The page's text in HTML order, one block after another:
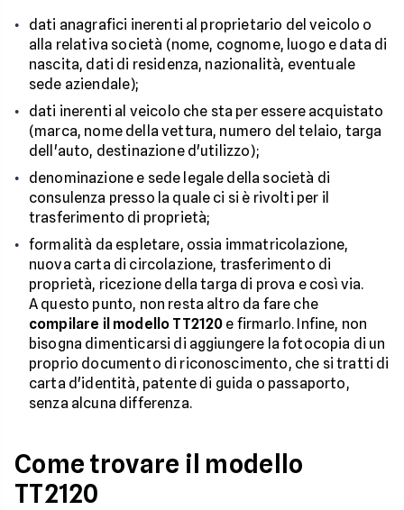
dati anagrafici inerenti al proprietario del veicolo o
alla relativa società (nome, cognome, luogo e data di
nascita, dati di residenza, nazionalità, eventuale
sede aziendale);
dati inerenti al veicolo che sta per essere acquistato
(marca, nome della vettura, numero del telaio, targa
dell'auto, destinazione d'utilizzo);
denominazione e sede legale della società di
consulenza presso la quale ci si è rivolti per il
trasferimento di proprietà;
formalità da espletare, ossia immatricolazione,
nuova carta di circolazione, trasferimento di
proprietà, ricezione della targa di prova e così via.
A questo punto, non resta altro da fare che
compilare il modello TT2120 e firmarlo. Infine, non
bisogna dimenticarsi di aggiungere la fotocopia di un
proprio documento di riconoscimento, che si tratti di
carta d'identità, patente di guida o passaporto,
senza alcuna differenza.
Come trovare il modello
TT2120